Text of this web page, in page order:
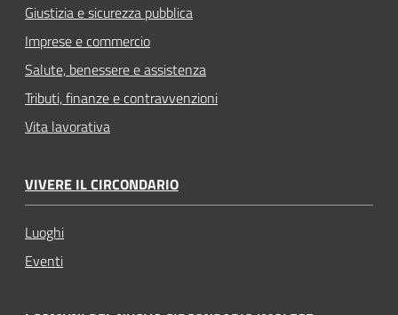
Giustizia e sicurezza pubblica
Imprese e commercio
Salute, benessere e assistenza
Tributi, finanze e contravvenzioni
Vita lavorativa
VIVERE IL CIRCONDARIO
Luoghi
Eventi